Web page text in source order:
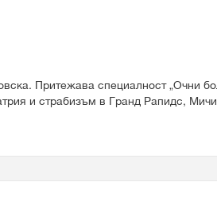
Притежава специалност „Очни
и страбизъм в Гранд Рапидс,